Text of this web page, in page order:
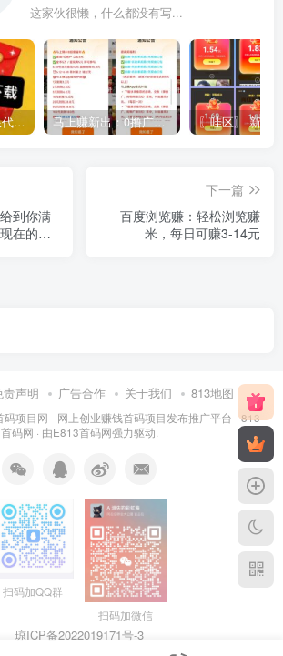
这家伙很懒，什么都没有写...
时时赚！推广无限代收益，自玩每天保底20-50 马上赚新出：0撸广告赚.，超好补贴+福利
到你满
在的黑
下一篇
百度浏览赚：轻松浏览赚
米，每日可赚3-14元
责声明 广告合作 关于我们 813地图
码项目网 - 网上创业赚钱首码项目发布推广平台 - 813
首码网 · 由E813首码网强力驱动.
扫码加QQ群
扫码加微信
琼ICP备2022019171号-3